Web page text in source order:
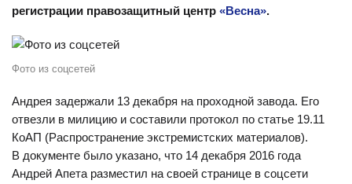
регистрации правозащитный центр «Весна».
Фото из соцсетей
Андрея задержали 13 декабря на проходной завода. Его
отвезли в милицию и составили протокол по статье 19.11
КоАП (Распространение экстремистских материалов).
В документе было указано, что 14 декабря 2016 года
Андрей Апета разместил на своей странице в соцсети